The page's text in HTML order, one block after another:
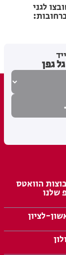
ישובצו לגני
גפן
הוואטס
שלנו
לציון